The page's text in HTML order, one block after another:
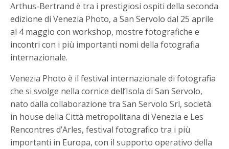
Arthus-Bertrand è tra i prestigiosi ospiti della seconda
edizione di Venezia Photo, a San Servolo dal 25 aprile
al 4 maggio con workshop, mostre fotografiche e
incontri con i più importanti nomi della fotografia
internazionale.
Venezia Photo è il festival internazionale di fotografia
che si svolge nella cornice dell’Isola di San Servolo,
nato dalla collaborazione tra San Servolo Srl, società
in house della Città metropolitana di Venezia e Les
Rencontres d’Arles, festival fotografico tra i più
importanti in Europa, con il supporto operativo della